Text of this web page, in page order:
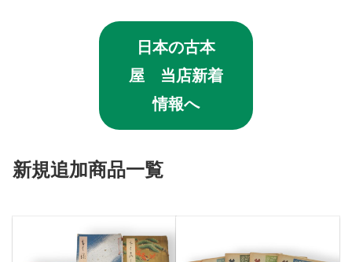
日本の古本
屋 当店新着
情報へ
新規追加商品一覧